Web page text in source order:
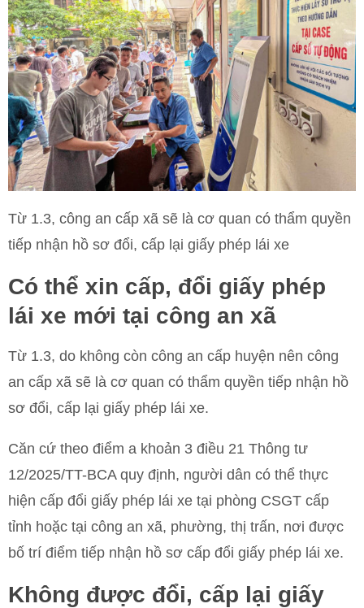
Từ 1.3, công an cấp xã sẽ là cơ quan có thẩm quyền
tiếp nhận hồ sơ đổi, cấp lại giấy phép lái xe
Có thể xin cấp, đổi giấy phép
lái xe mới tại công an xã
Từ 1.3, do không còn công an cấp huyện nên công
an cấp xã sẽ là cơ quan có thẩm quyền tiếp nhận hồ
sơ đổi, cấp lại giấy phép lái xe.
Căn cứ theo điểm a khoản 3 điều 21 Thông tư
12/2025/TT-BCA quy định, người dân có thể thực
hiện cấp đổi giấy phép lái xe tại phòng CSGT cấp
tỉnh hoặc tại công an xã, phường, thị trấn, nơi được
bố trí điểm tiếp nhận hồ sơ cấp đổi giấy phép lái xe.
Không được đổi, cấp lại giấy